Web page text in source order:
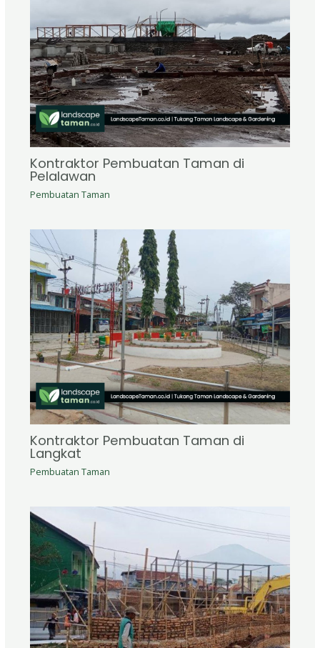
Kontraktor Pembuatan Taman di
Pelalawan
Pembuatan Taman
Kontraktor Pembuatan Taman di
Langkat
Pembuatan Taman